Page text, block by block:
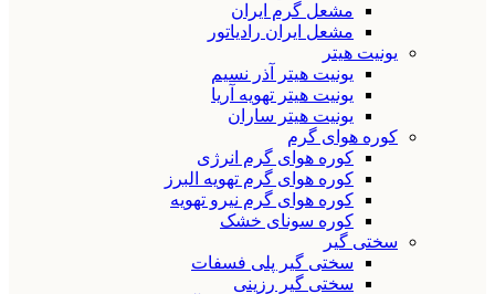
مشعل گرم ایران
مشعل ایران رادیاتور
یونیت هیتر
یونیت هیتر آذر نسیم
یونیت هیتر تهویه آریا
یونیت هیتر ساران
کوره هوای گرم
کوره هوای گرم انرژی
کوره هوای گرم تهویه البرز
کوره هوای گرم نیرو تهویه
کوره سونای خشک
سختی گیر
سختی گیر پلی فسفات
سختی گیر رزینی